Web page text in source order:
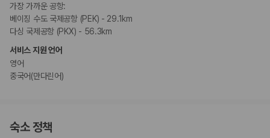
가장 가까운 공항:
베이징 수도 국제공항 (PEK) - 29.1km
다싱 국제공항 (PKX) - 56.3km
서비스 지원 언어
영어
중국어(만다린어)
숙소 정책